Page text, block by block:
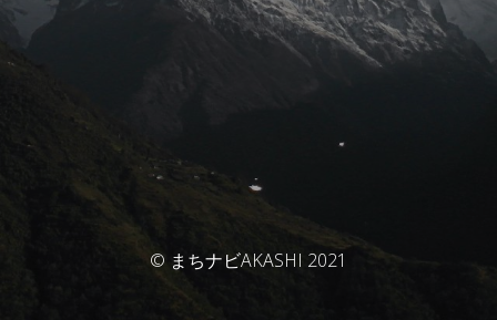
© まちナビAKASHI 2021